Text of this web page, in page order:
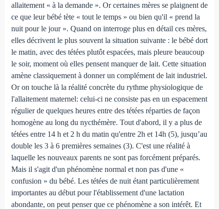
allaitement « à la demande ». Or certaines mères se plaignent de
ce que leur bébé tète « tout le temps » ou bien qu'il « prend la
nuit pour le jour ». Quand on interroge plus en détail ces mères,
elles décrivent le plus souvent la situation suivante : le bébé dort
le matin, avec des tétées plutôt espacées, mais pleure beaucoup
le soir, moment où elles pensent manquer de lait. Cette situation
amène classiquement à donner un complément de lait industriel.
Or on touche là la réalité concrète du rythme physiologique de
l'allaitement maternel: celui-ci ne consiste pas en un espacement
régulier de quelques heures entre des tétées réparties de façon
homogène au long du nycthémère. Tout d'abord, il y a plus de
tétées entre 14 h et 2 h du matin qu'entre 2h et 14h (5), jusqu’au
double les 3 à 6 premières semaines (3). C'est une réalité à
laquelle les nouveaux parents ne sont pas forcément préparés.
Mais il s'agit d'un phénomène normal et non pas d'une «
confusion » du bébé. Les tétées de nuit étant particulièrement
importantes au début pour l'établissement d'une lactation
abondante, on peut penser que ce phénomène a son intérêt. Et